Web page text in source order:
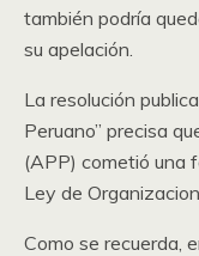
también podría
su apelación.
La resolución
Peruano” precisa
(APP) cometió una
Ley de
Como se recuerda,